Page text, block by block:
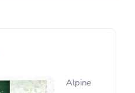
Alpine